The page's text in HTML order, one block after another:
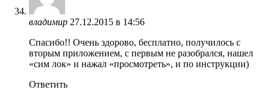
владимир 27.12.2015 в 14:56
Спасибо!! Очень здорово, бесплатно, получилось с
вторым приложением, с первым не разобрался, нашел
«сим лок» и нажал «просмотреть», и по инструкции)
Ответить